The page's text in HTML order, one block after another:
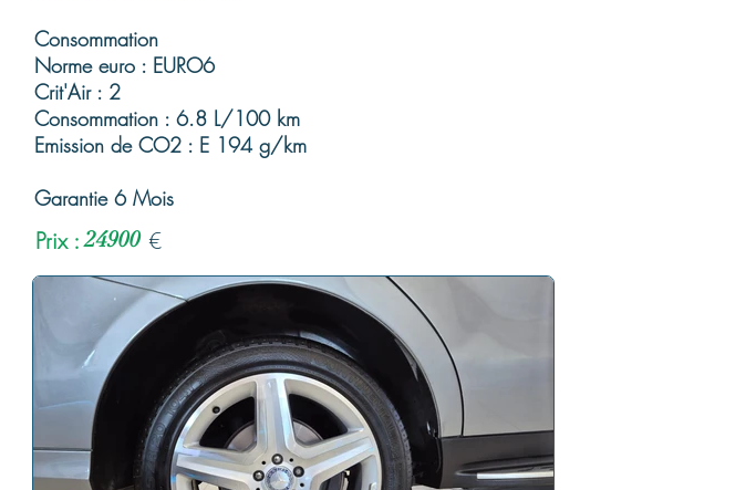
Consommation
Norme euro : EURO6
Crit'Air : 2
Consommation : 6.8 L/100 km
Emission de CO2 : E 194 g/km
Garantie 6 Mois
Prix : 24900 €